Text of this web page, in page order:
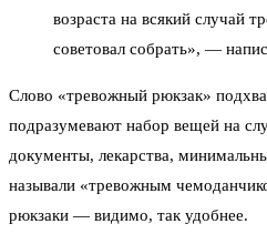
возраста на всякий случай
советовал собрать», —
Слово «тревожный рюкзак»
подразумевают набор вещей на
документы, лекарства,
называли «тревожным
рюкзаки — видимо, так удобнее.